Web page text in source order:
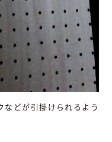
などが引掛けられるよう